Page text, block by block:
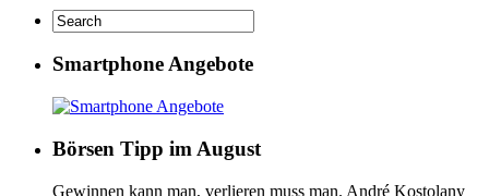
Smartphone Angebote
Börsen Tipp im August
Gewinnen kann man, verlieren muss man. André Kostolany